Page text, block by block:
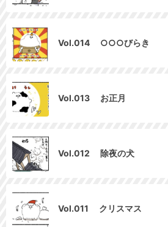
Vol.014 ○○○びらき
Vol.013 お正月
Vol.012 除夜の犬
Vol.011 クリスマス